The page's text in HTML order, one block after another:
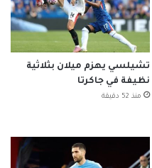
تشيلسي يهزم ميلان بثلاثية
نظيفة في جاكرتا
منذ 52 دقيقة